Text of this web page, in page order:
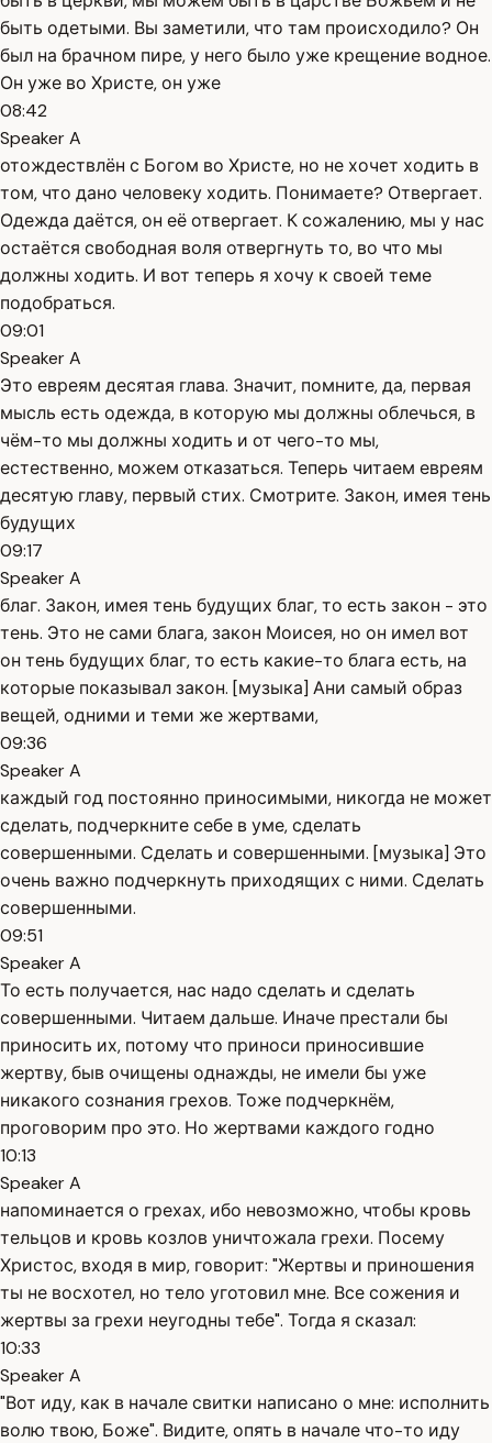
быть одетыми. Вы заметили, что там происходило? Он
был на брачном пире, у него было уже крещение водное.
Он уже во Христе, он уже
08:42
Speaker A
отождествлён с Богом во Христе, но не хочет ходить в
том, что дано человеку ходить. Понимаете? Отвергает.
Одежда даётся, он её отвергает. К сожалению, мы у нас
остаётся свободная воля отвергнуть то, во что мы
должны ходить. И вот теперь я хочу к своей теме
подобраться.
09:01
Speaker A
Это евреям десятая глава. Значит, помните, да, первая
мысль есть одежда, в которую мы должны облечься, в
чём-то мы должны ходить и от чего-то мы,
естественно, можем отказаться. Теперь читаем евреям
десятую главу, первый стих. Смотрите. Закон, имея тень
будущих
09:17
Speaker A
благ. Закон, имея тень будущих благ, то есть закон - это
тень. Это не сами блага, закон Моисея, но он имел вот
он тень будущих благ, то есть какие-то блага есть, на
которые показывал закон. [музыка] Ани самый образ
вещей, одними и теми же жертвами,
09:36
Speaker A
каждый год постоянно приносимыми, никогда не может
сделать, подчеркните себе в уме, сделать
совершенными. Сделать и совершенными. [музыка] Это
очень важно подчеркнуть приходящих с ними. Сделать
совершенными.
09:51
Speaker A
То есть получается, нас надо сделать и сделать
совершенными. Читаем дальше. Иначе престали бы
приносить их, потому что приноси приносившие
жертву, быв очищены однажды, не имели бы уже
никакого сознания грехов. Тоже подчеркнём,
проговорим про это. Но жертвами каждого годно
10:13
Speaker A
напоминается о грехах, ибо невозможно, чтобы кровь
тельцов и кровь козлов уничтожала грехи. Посему
Христос, входя в мир, говорит: "Жертвы и приношения
ты не восхотел, но тело уготовил мне. Все сожения и
жертвы за грехи неугодны тебе". Тогда я сказал:
10:33
Speaker A
"Вот иду, как в начале свитки написано о мне: исполнить
волю твою, Боже". Видите, опять в начале что-то иду